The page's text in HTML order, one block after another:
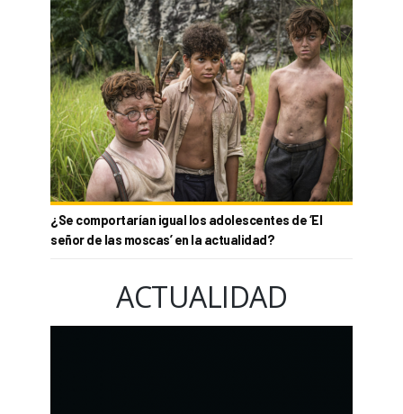
¿Se comportarían igual los adolescentes de ‘El
señor de las moscas’ en la actualidad?
ACTUALIDAD